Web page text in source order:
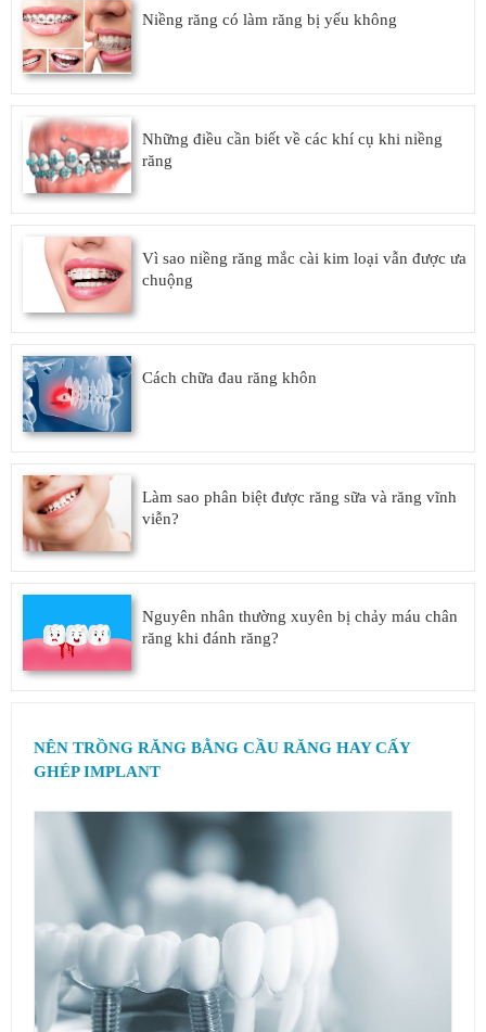
Niềng răng có làm răng bị yếu không
Những điều cần biết về các khí cụ khi niềng
răng
Vì sao niềng răng mắc cài kim loại vẫn được ưa
chuộng
Cách chữa đau răng khôn
Làm sao phân biệt được răng sữa và răng vĩnh
viễn?
Nguyên nhân thường xuyên bị chảy máu chân
răng khi đánh răng?
NÊN TRỒNG RĂNG BẰNG CẦU RĂNG HAY CẤY
GHÉP IMPLANT